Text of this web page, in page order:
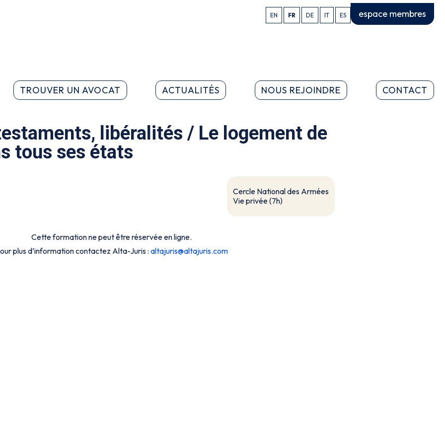
EN FR DE IT ES espace membres
TROUVER UN AVOCAT ACTUALITÉS NOUS REJOINDRE CONTACT
libéralités / Le logement de
tous ses états
Cercle National des Armées
Vie privée (7h)
Cette formation ne peut être réservée en ligne.
plus d’information contactez Alta-Juris : altajuris@altajuris.com